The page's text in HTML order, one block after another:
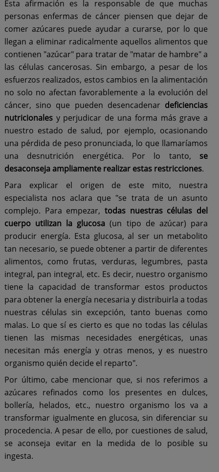
Esta afirmación es la responsable de que muchas
personas enfermas de cáncer piensen que dejar de
comer azúcares puede ayudar a curarse, por lo que
llegan a eliminar radicalmente aquellos alimentos que
contienen "azúcar" para tratar de "matar de hambre" a
las células cancerosas. Sin embargo, a pesar de los
esfuerzos realizados, estos cambios en la alimentación
no solo no afectan favorablemente a la evolución del
cáncer, sino que pueden desencadenar deficiencias
nutricionales y perjudicar de una forma más grave a
nuestro estado de salud, por ejemplo, ocasionando
una pérdida de peso pronunciada, lo que llamaríamos
una desnutrición energética. Por lo tanto, se
desaconseja ampliamente realizar estas restricciones.
Para explicar el origen de este mito, nuestra
especialista nos aclara que "se trata de un asunto
complejo. Para empezar, todas nuestras células del
cuerpo utilizan la glucosa (un tipo de azúcar) para
producir energía. Esta glucosa, al ser un metabolito
tan necesario, se puede obtener a partir de diferentes
alimentos, como frutas, verduras, legumbres, pasta
integral, pan integral, etc. Es decir, nuestro organismo
tiene la capacidad de transformar estos productos
para obtener la energía necesaria y distribuirla a todas
nuestras células sin excepción, tanto buenas como
malas. Lo que sí es cierto es que no todas las células
tienen las mismas necesidades energéticas, unas
necesitan más energía y otras menos, y es nuestro
organismo quién decide el reparto".
Por último, cabe mencionar que, si nos referimos a
azúcares refinados como los presentes en dulces,
bollería, helados, etc., nuestro organismo los va a
transformar igualmente en glucosa, sin diferenciar su
procedencia. A pesar de ello, por cuestiones de salud,
se aconseja evitar en la medida de lo posible su
ingesta.